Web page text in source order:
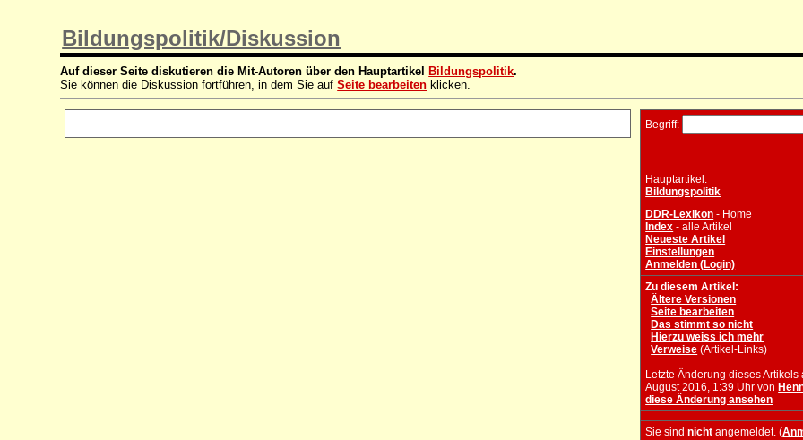
Bildungspolitik/Diskussion
Auf dieser Seite diskutieren die Mit-Autoren über den Hauptartikel Bildungspolitik.
Sie können die Diskussion fortführen, in dem Sie aufSeite bearbeiten klicken.
Begriff:
Hauptartikel:
Bildungspolitik
DDR-Lexikon - Home
Index - alle Artikel
Neueste Artikel
Einstellungen
Anmelden (Login)
Zu diesem Artikel:
Ältere Versionen
Seite bearbeiten
Das stimmt so nicht
Hierzu weiss ich mehr
Verweise (Artikel-Links)
Letzte Änderung dieses Artikels
August 2016, 1:39 Uhr von
diese Änderung ansehen
Sie sindnicht angemeldet. (